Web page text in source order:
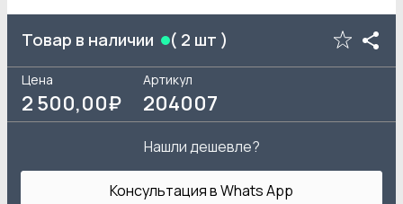
Товар в наличии ( 2 шт )
Цена
2 500,00₽
Артикул
204007
Нашли дешевле?
Консультация в Whats App